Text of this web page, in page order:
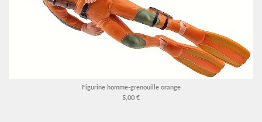
Figurine homme-grenouille orange
5,00 €